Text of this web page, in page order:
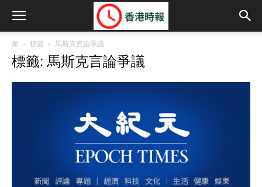
家 標籤 馬斯克言論爭議
標籤: 馬斯克言論爭議